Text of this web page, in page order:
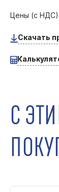
Цены (с НДС)
Скачать
С